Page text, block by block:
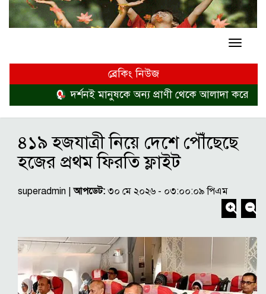
ব্রেকিং নিউজ
দর্শনই মানুষকে অন্য প্রাণী থেকে আলাদা করে
৪১৯ হজযাত্রী নিয়ে দেশে পৌঁছেছে
হজের প্রথম ফিরতি ফ্লাইট
superadmin |আপডেট: ৩০ মে ২০২৬ - ০৩:০০:০৯ পিএম